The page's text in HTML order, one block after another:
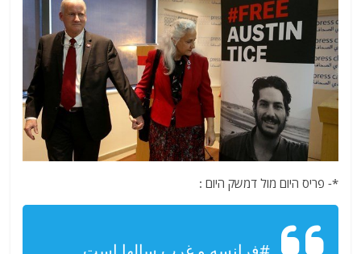
*- פריס היום מול דמשק היום :